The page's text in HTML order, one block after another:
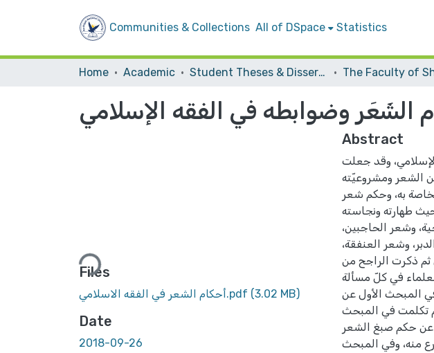
Communities & Collections All of DSpace Statistics
Home Academic Student Theses & Dissertations The Faculty of
الشَعَر وضوابطه في الفقه الإسلامي
Loading...
Files
أحكام الشعر في الفقه الاسلامي.pdf (3.02 MB)
Date
2018-09-26
Abstract
وقد جعلت
الشعر ومشروعيّته
به، وحكم شعر
طهارته ونجاسته.
وشعر الحاجبين،
وشعر العنفقة،
ثم ذكرت الراجح من
في كلّ مسألة.
المبحث الأول عن
تكلمت في المبحث
عن حكم صبغ الشعر
منه، وفي المبحث